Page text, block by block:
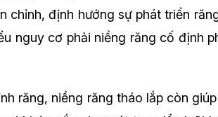
chỉnh, định hướng sự phát triển
nguy cơ phải niềng răng cố định
răng, niềng răng tháo lắp còn